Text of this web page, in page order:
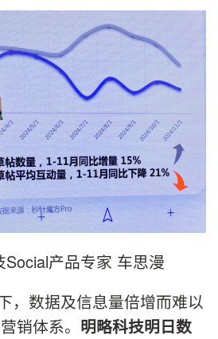
Social产品专家 车思漫
，数据及信息量倍增而难以
销体系。 明略科技明日数